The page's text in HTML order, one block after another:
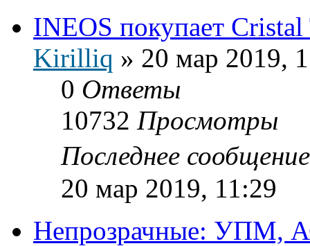
INEOS покупает
Kirilliq » 20 мар 2019,
0 Ответы
10732 Просмотры
Последнее
20 мар 2019, 11:29
Непрозрачные: УПМ,